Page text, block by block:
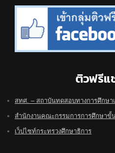
ติวฟรีแ
สทศ. – สถาบันทดสอบทางการศึกษา
สำนักงานคณะกรรมการการศึกษาขั้
เว็ปไซท์กระทรวงศึกษาธิการ